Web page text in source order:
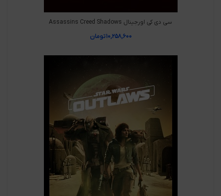
سی دی کی اورجینال Assassins Creed Shadows
۱۰,۲۵۸,۶۰۰تومان